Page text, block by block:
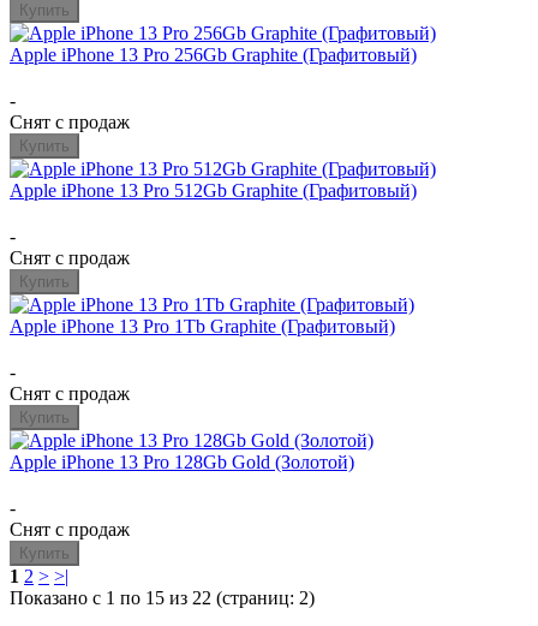
Купить
Apple iPhone 13 Pro 256Gb Graphite (Графитовый)
-
Снят с продаж
Купить
Apple iPhone 13 Pro 512Gb Graphite (Графитовый)
-
Снят с продаж
Купить
Apple iPhone 13 Pro 1Tb Graphite (Графитовый)
-
Снят с продаж
Купить
Apple iPhone 13 Pro 128Gb Gold (Золотой)
-
Снят с продаж
Купить
1 2 > >|
Показано с 1 по 15 из 22 (страниц: 2)